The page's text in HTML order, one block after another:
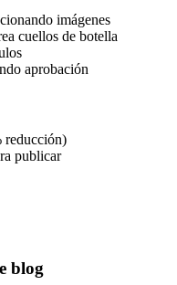
imágenes
cuellos de botella
aprobación
reducción)
publicar
blog